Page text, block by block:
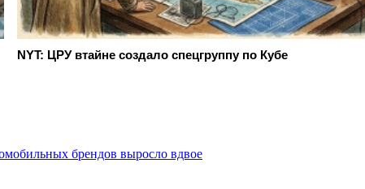
NYT: ЦРУ втайне создало спецгруппу по Кубе
брендов выросло вдвое